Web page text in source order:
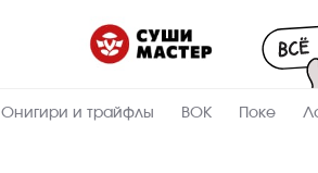
Онигири и трайфлы ВОК Поке
Пищевая
130 Вес, г